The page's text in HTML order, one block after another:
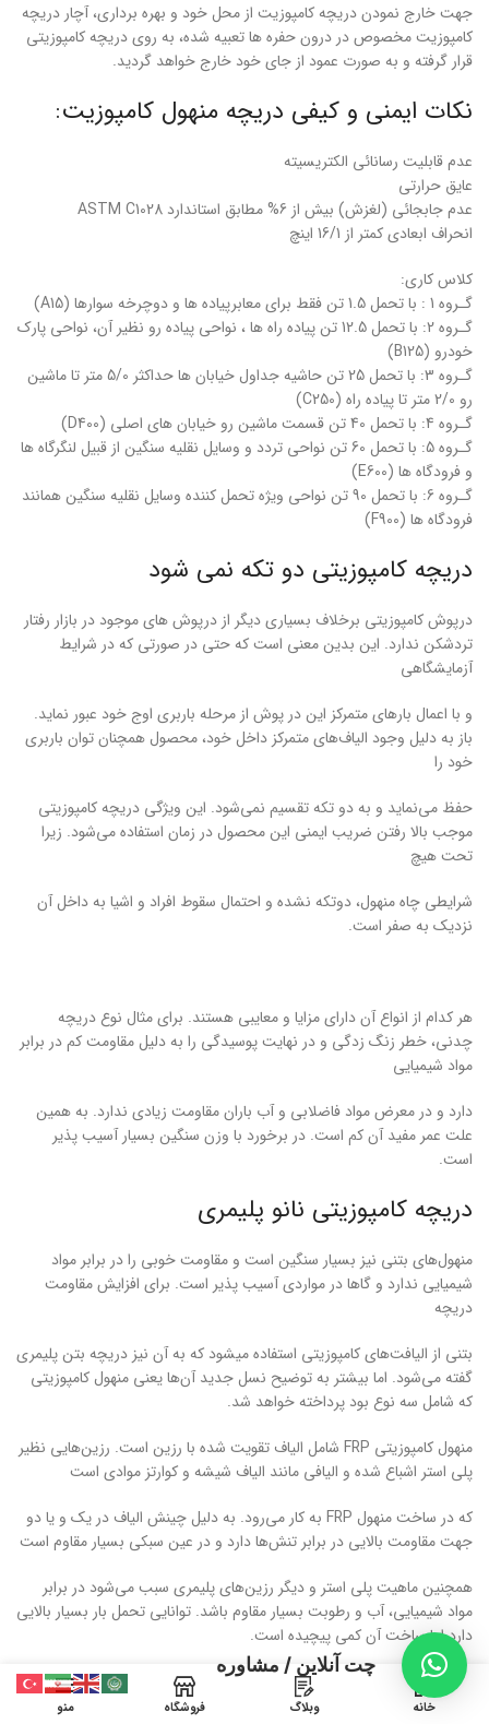
جهت خارج نمودن دريچه کامپوزیت از محل خود و بهره برداری، آچار دریچه
کامپوزیت مخصوص در درون حفره ها تعبيه شده، به روی دريچه کامپوزیتی
قرار گرفته و به صورت عمود از جای خود خارج خواهد گرديد.
نکات ایمنی و کیفی دریچه منهول کامپوزیت:
عدم قابلیت رسانائی الکتریسیته
عایق حرارتی
عدم جابجائی (لغزش) بیش از 6% مطابق استاندارد ASTM C1028
انحراف ابعادی کمتر از 16/1 اینچ
کلاس کاری:
گـروه 1 : با تحمل 1.5 تن فقط براى معابرپیاده ها و دوچرخه سوارها (A15)
‌گـروه 2: با تحمل 12.5 تن پیاده راه ها ، نواحی پیاده رو نظیر آن، نواحی پارك
خودرو (B125)
گـروه 3: با تحمل 25 تن حاشیه جداول خیابان ها حداکثر 5/0 متر تا ماشین
رو 2/0 متر تا پیاده راه (C250)
‌گـروه 4: با تحمل 40 تن قسمت ماشین رو خیابان هاى اصلی (D400)
گـروه 5: با تحمل 60 تن نواحی تردد و وسایل نقلیه سنگین از قبیل لنگرگاه ها
و فرودگاه ها (E600)
‌گـروه 6: با تحمل 90 تن نواحی ویژه تحمل کننده وسایل نقلیه سنگین همانند
فرودگاه ها (F900)
دریچه کامپوزیتی دو تکه نمی شود
درپوش کامپوزیتی برخلاف بسیاری دیگر از درپوش های موجود در بازار رفتار
تردشکن ندارد. این بدین معنی است که حتی در صورتی که در شرایط
آزمایشگاهی
و با اعمال بارهای متمرکز این در پوش از مرحله باربری اوج خود عبور نماید.
باز به دلیل وجود الیاف‌های متمرکز داخل خود، محصول همچنان توان باربری
خود را
حفظ می‌نماید و به دو تکه تقسیم نمی‌شود. این ویژگی دریچه کامپوزیتی
موجب بالا رفتن ضریب ایمنی این محصول در زمان استفاده می‌‌شود. زیرا
تحت هیچ
شرایطی چاه منهول، دوتکه نشده و احتمال سقوط افراد و اشیا به داخل آن
نزدیک به صفر است.
هر کدام از انواع آن دارای مزایا و معایبی هستند. برای مثال نوع دریچه
چدنی، خطر زنگ زدگی و در نهایت پوسیدگی را به دلیل مقاومت کم در برابر
مواد شیمیایی
دارد و در معرض مواد فاضلابی و آب باران مقاومت زیادی ندارد. به همین
علت عمر مفید آن کم است. در برخورد با وزن سنگین بسیار آسیب پذیر
است.
دریچه کامپوزیتی نانو پلیمری
منهول‌های بتنی نیز بسیار سنگین است و مقاومت خوبی را در برابر مواد
شیمیایی ندارد و گاها در مواردی آسیب پذیر است. برای افزایش مقاومت
دریچه
بتنی از الیافت‌های کامپوزیتی استفاده میشود که به آن نیز دریچه بتن پلیمری
گفته می‌شود. اما بیشتر به توضیح نسل جدید آن‌ها یعنی منهول کامپوزیتی
که شامل سه نوع بود پرداخته خواهد شد.
منهول کامپوزیتی FRP شامل الیاف تقویت شده با رزین است. رزین‌هایی نظیر
پلی استر اشباع شده و الیافی مانند الیاف شیشه و کوارتز موادی است
که در ساخت منهول FRP به کار می‌رود. به دلیل چینش الیاف در یک و یا دو
جهت مقاومت بالایی در برابر تنش‌ها دارد و در عین سبکی بسیار مقاوم است
همچنین ماهیت پلی استر و دیگر رزین‌های پلیمری سبب می‌شود در برابر
مواد شیمیایی، آب و رطوبت بسیار مقاوم باشد. توانایی تحمل بار بسیار بالایی
دارد اما ساخت آن کمی پیچیده است.
هندهول کامپوزیتی یا حوضچه مخابراتی یکی از انواع دریچه های کامپوزیتی
است که جهت دسترسی راحتر به سیستم‌های مخابراتی، فاضلاب، شبکه های
خانه وبلاگ فروشگاه منو
چت آنلاین / مشاوره